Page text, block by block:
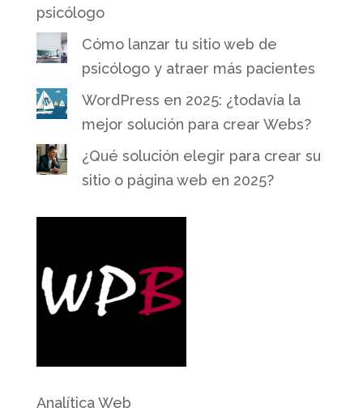
psicólogo
Cómo lanzar tu sitio web de
psicólogo y atraer más pacientes
WordPress en 2025: ¿todavía la
mejor solución para crear Webs?
¿Qué solución elegir para crear su
sitio o página web en 2025?
Analítica Web